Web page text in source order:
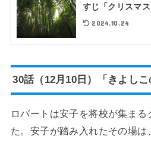
すじ「クリスマ
2024.10.24
30話（12月10日）「きよしこ
ロバートは安子を将校が集ま
た。安子が踏み入れたその場は